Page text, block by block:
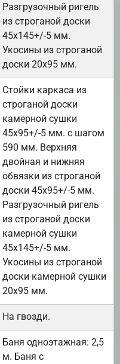
Разгрузочный ригель
из строганой доски
45х145+/-5 мм.
Укосины из строганой
доски 20х95 мм.
Стойки каркаса из
строганой доски
камерной сушки
45х95+/-5 мм. с шагом
590 мм. Верхняя
двойная и нижняя
обвязки из строганой
доски 45х95+/-5 мм.
Разгрузочный ригель
из строганой доски
камерной сушки
45х145+/-5 мм.
Укосины из строганой
доски камерной сушки
20х95 мм.
На гвозди.
Баня одноэтажная: 2,5
м. Баня с